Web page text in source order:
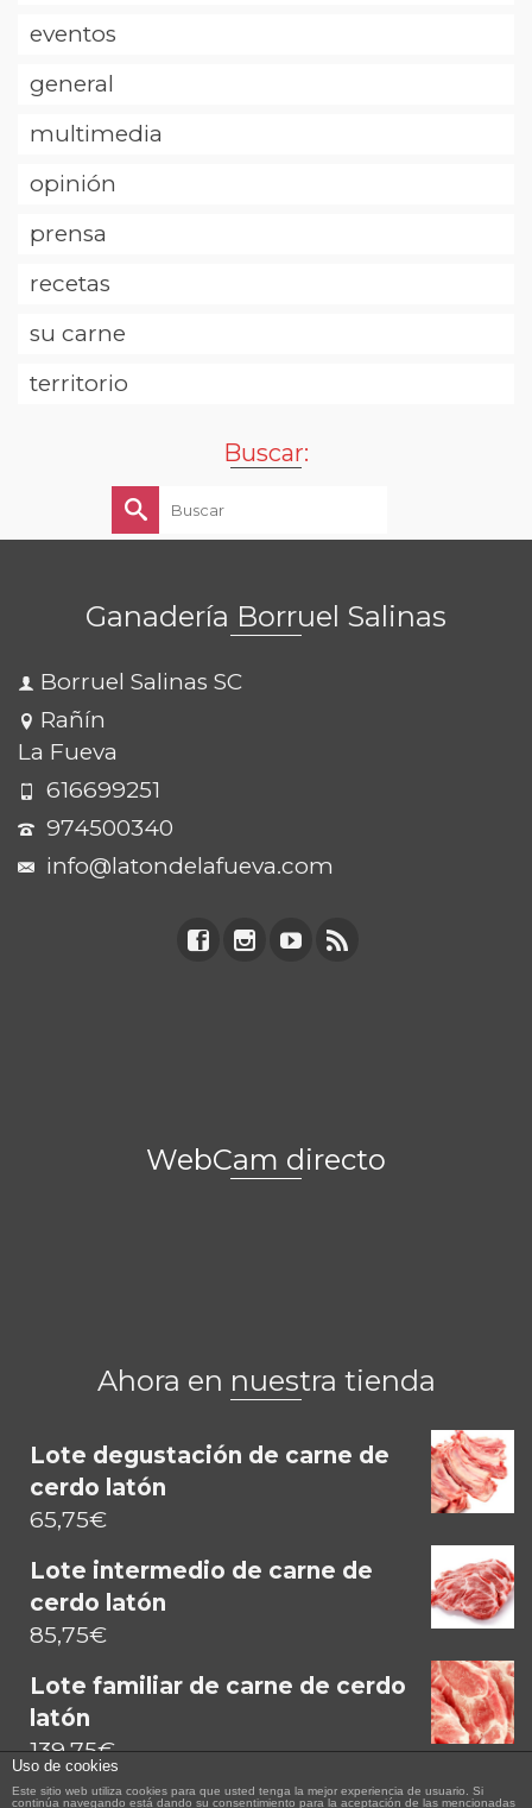
eventos
general
multimedia
opinión
prensa
recetas
su carne
territorio
Buscar:
Buscar
por:
Ganadería Borruel Salinas
Borruel Salinas SC
Rañín
La Fueva
616699251
974500340
info@latondelafueva.com
WebCam directo
Ahora en nuestra tienda
Lote degustación de carne de
cerdo latón
65,75€
Lote intermedio de carne de
cerdo latón
85,75€
Lote familiar de carne de cerdo
latón
139,75€
Uso de cookies
Este sitio web utiliza cookies para que usted tenga la mejor experiencia de usuario. Si
continúa navegando está dando su consentimiento para la aceptación de las mencionadas